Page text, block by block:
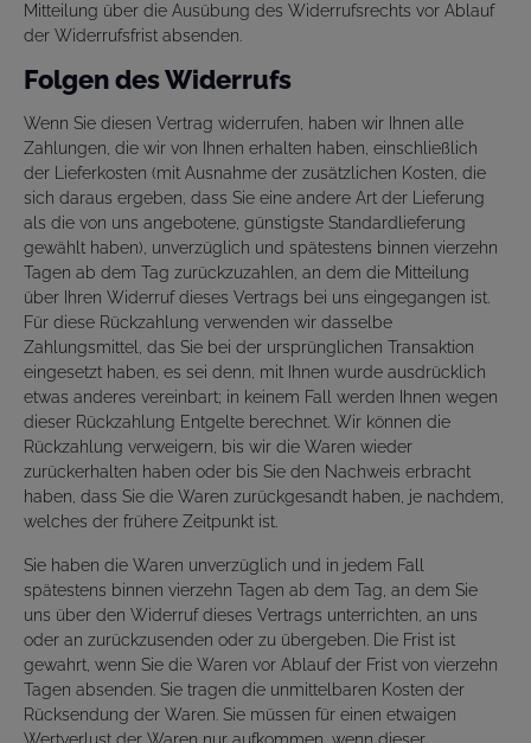
Mitteilung über die Ausübung des Widerrufsrechts vor Ablauf
der Widerrufsfrist absenden.
Folgen des Widerrufs
Wenn Sie diesen Vertrag widerrufen, haben wir Ihnen alle
Zahlungen, die wir von Ihnen erhalten haben, einschließlich
der Lieferkosten (mit Ausnahme der zusätzlichen Kosten, die
sich daraus ergeben, dass Sie eine andere Art der Lieferung
als die von uns angebotene, günstigste Standardlieferung
gewählt haben), unverzüglich und spätestens binnen vierzehn
Tagen ab dem Tag zurückzuzahlen, an dem die Mitteilung
über Ihren Widerruf dieses Vertrags bei uns eingegangen ist.
Für diese Rückzahlung verwenden wir dasselbe
Zahlungsmittel, das Sie bei der ursprünglichen Transaktion
eingesetzt haben, es sei denn, mit Ihnen wurde ausdrücklich
etwas anderes vereinbart; in keinem Fall werden Ihnen wegen
dieser Rückzahlung Entgelte berechnet. Wir können die
Rückzahlung verweigern, bis wir die Waren wieder
zurückerhalten haben oder bis Sie den Nachweis erbracht
haben, dass Sie die Waren zurückgesandt haben, je nachdem,
welches der frühere Zeitpunkt ist.
Sie haben die Waren unverzüglich und in jedem Fall
spätestens binnen vierzehn Tagen ab dem Tag, an dem Sie
uns über den Widerruf dieses Vertrags unterrichten, an uns
oder an zurückzusenden oder zu übergeben. Die Frist ist
gewahrt, wenn Sie die Waren vor Ablauf der Frist von vierzehn
Tagen absenden. Sie tragen die unmittelbaren Kosten der
Rücksendung der Waren. Sie müssen für einen etwaigen